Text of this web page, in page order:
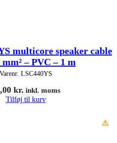
multicore speaker cable
mm² – PVC – 1 m
Varenr. LSC440YS
kr. inkl. moms
Tilføj til kurv
⚠️